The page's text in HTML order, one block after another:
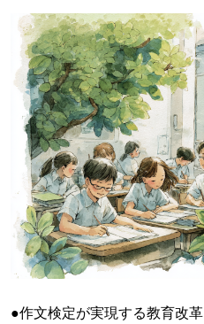
●作文検定が実現する教育改革